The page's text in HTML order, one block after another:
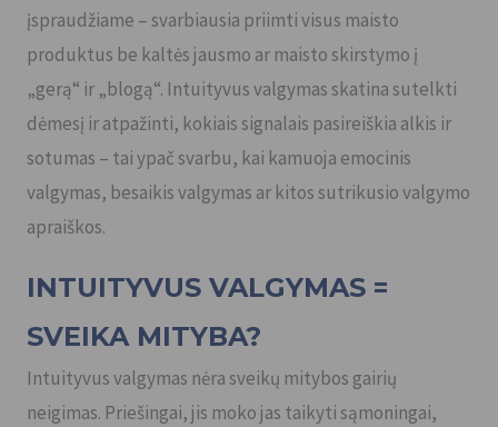
įspraudžiame – svarbiausia priimti visus maisto
produktus be kaltės jausmo ar maisto skirstymo į
„gerą“ ir „blogą“. Intuityvus valgymas skatina sutelkti
dėmesį ir atpažinti, kokiais signalais pasireiškia alkis ir
sotumas – tai ypač svarbu, kai kamuoja emocinis
valgymas, besaikis valgymas ar kitos sutrikusio valgymo
apraiškos.
INTUITYVUS VALGYMAS =
SVEIKA MITYBA?
Intuityvus valgymas nėra sveikų mitybos gairių
neigimas. Priešingai, jis moko jas taikyti sąmoningai,